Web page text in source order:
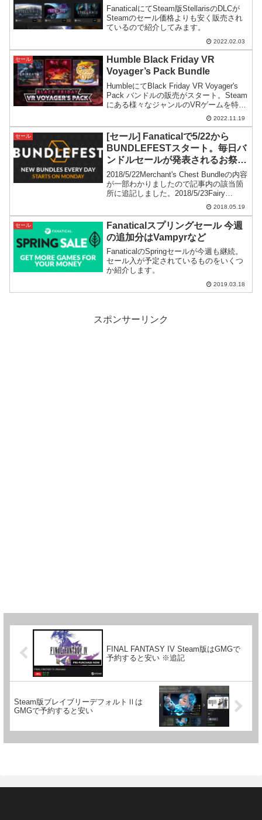
FanaticalにてSteam版StellarisのDLCが
Steamのセール価格よりも安く販売され
ているので紹介してみます。
2022.02.03
セール
Humble Black Friday VR
Voyager’s Pack Bundle
HumbleにてBlack Friday VR Voyager's
Pack バンドルの販売がスタート。Steam
にある様々なジャンルのVRゲームを特集
しています。ゲーム1本あたり1ドルちょ
っとで手に入るのでコストパフォーマン
スも高めです。
2022.11.19
セール
[セール] Fanaticalで5/22から
BUNDLEFESTスタート。毎日バ
ンドルセールが発表されるお祭
り。[追記]
2018/5/22Merchant's Chest Bundleの内容
が一部わかりましたので記事内の該当箇
所に追記しました。2018/5/23Fairy
Fencer F Bundleが案の定おま国でした( -
2018.05.19
セール
Fanaticalスプリングセール 今週
の追加分はVampyrなど
FanaticalのSpringセールが今週も継続。
セール入が予定されているものをいくつ
か紹介します。
2019.03.18
スポンサーリンク
FINAL FANTASY IV Steam版はGMGで
予約すると安い ※追記
Steam版ブレイブリーデフォルトⅡは
GMGで予約すると安い